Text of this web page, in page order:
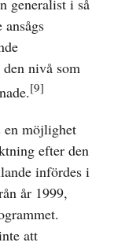
generalist i så
nivå som
[9]
en möjlighet
efter den
infördes i
år 1999,
att